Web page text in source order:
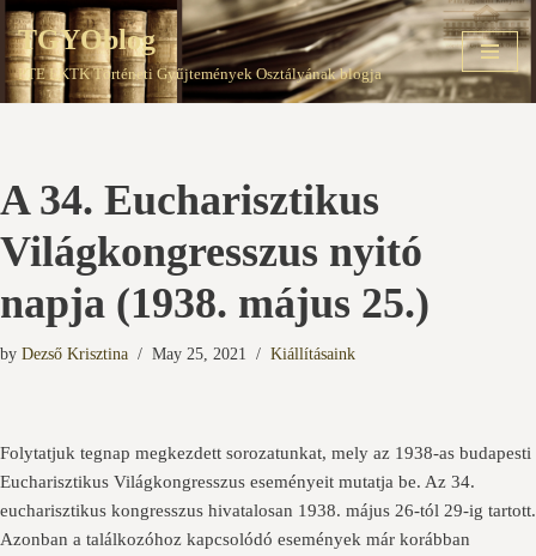
Skip
to
TGYOblog
PTE EKTK Történeti Gyűjtemények Osztályának blogja
A 34. Eucharisztikus
Világkongresszus nyitó
napja (1938. május 25.)
by Dezső Krisztina May 25, 2021 Kiállításaink
Folytatjuk tegnap megkezdett sorozatunkat, mely az 1938-as budapesti
Eucharisztikus Világkongresszus eseményeit mutatja be. Az 34.
eucharisztikus kongresszus hivatalosan 1938. május 26-tól 29-ig tartott.
Azonban a találkozóhoz kapcsolódó események már korábban